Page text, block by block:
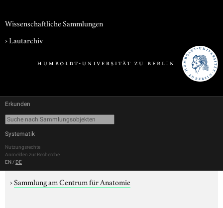
Wissenschaftliche Sammlungen
›Lautarchiv
Erkunden
Systematik
Nutzungsrechte
Anmelden zur Recherche
EN / DE
›Sammlung am Centrum für Anatomie